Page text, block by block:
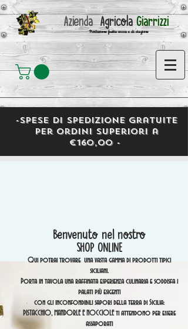
AziendaAgricolaGiarrizzi
Produzione frutta secca e di stagione
-Spese di spedizione gratuite
per ordini superiori a
€160,00 -
Benvenuto nel nostro
SHOP ONLINE
Qui potrai trovare una vasta gamma di prodotti tipici
siciliani.
Porta in tavola una raffinata esperienza culinaria e soddisfa i
palati più esigenti
con gli inconfondibili sapori della terra di Sicilia:
PISTACCHIO, MANDORLE E NOCCIOLE ti attendono per essere
assaporati